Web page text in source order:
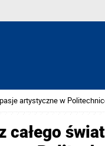
artystyczne w
całego